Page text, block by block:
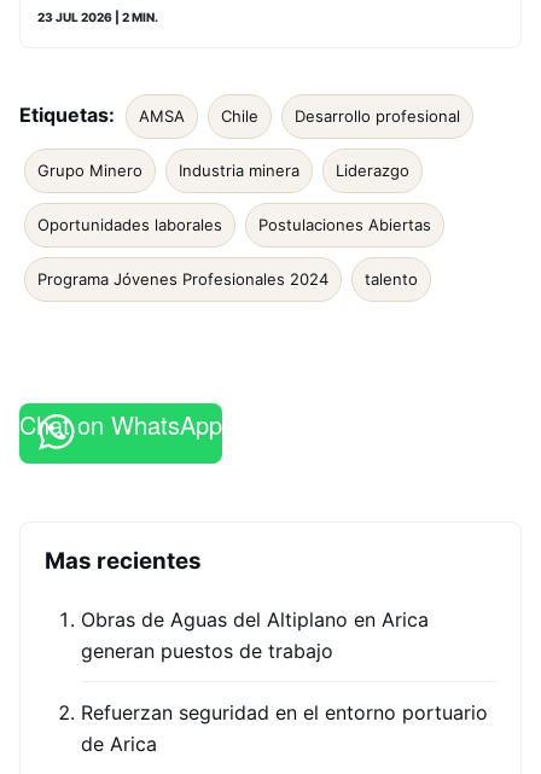
23 JUL 2026 | 2 MIN.
Etiquetas: AMSA Chile Desarrollo profesional
Grupo Minero Industria minera Liderazgo
Oportunidades laborales Postulaciones Abiertas
Programa Jóvenes Profesionales 2024 talento
Chat on WhatsApp
Mas recientes
Obras de Aguas del Altiplano en Arica
generan puestos de trabajo
Refuerzan seguridad en el entorno portuario
de Arica